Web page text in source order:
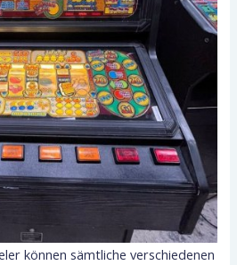
können sämtliche verschiedenen